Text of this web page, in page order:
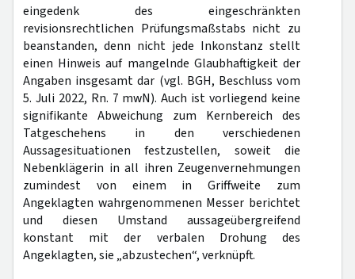
eingedenk des eingeschränkten
revisionsrechtlichen Prüfungsmaßstabs nicht zu
beanstanden, denn nicht jede Inkonstanz stellt
einen Hinweis auf mangelnde Glaubhaftigkeit der
Angaben insgesamt dar (vgl. BGH, Beschluss vom
5. Juli 2022, Rn. 7 mwN). Auch ist vorliegend keine
signifikante Abweichung zum Kernbereich des
Tatgeschehens in den verschiedenen
Aussagesituationen festzustellen, soweit die
Nebenklägerin in all ihren Zeugenvernehmungen
zumindest von einem in Griffweite zum
Angeklagten wahrgenommenen Messer berichtet
und diesen Umstand aussageübergreifend
konstant mit der verbalen Drohung des
Angeklagten, sie „abzustechen“, verknüpft.